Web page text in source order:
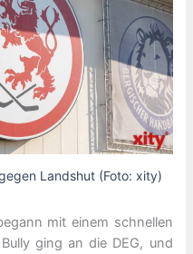
Landshut (Foto: xity)
mit einem schnellen
ging an die DEG, und